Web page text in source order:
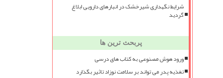
شرایط نگهداری شیرخشک در انبارهای دارویی ابلاغ
گردید
پربحث ترین ها
ورود هوش مصنوعی به کتاب های درسی
تغذیه پدر می تواند بر سلامت نوزاد تاثیر بگذارد